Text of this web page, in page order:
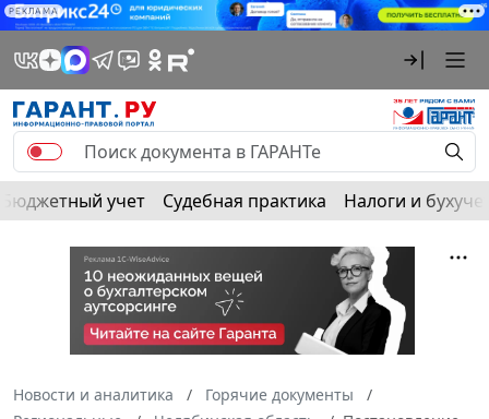
РЕКЛАМА
Бюджетный учет Судебная практика Налоги и
Новости и аналитика
Горячие документы